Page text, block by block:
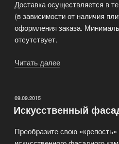
Доставка осуществляется в
(в зависимости от наличия
оформления заказа.
отсутствует.
Читать далее
ОПУБЛИКОВАНО
09.09.2015
Искусственный
Преобразите свою